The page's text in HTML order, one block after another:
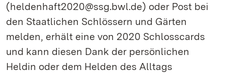
(heldenhaft2020@ssg.bwl.de) oder Post bei
den Staatlichen Schlössern und Gärten
melden, erhält eine von 2020 Schlosscards
und kann diesen Dank der persönlichen
Heldin oder dem Helden des Alltags